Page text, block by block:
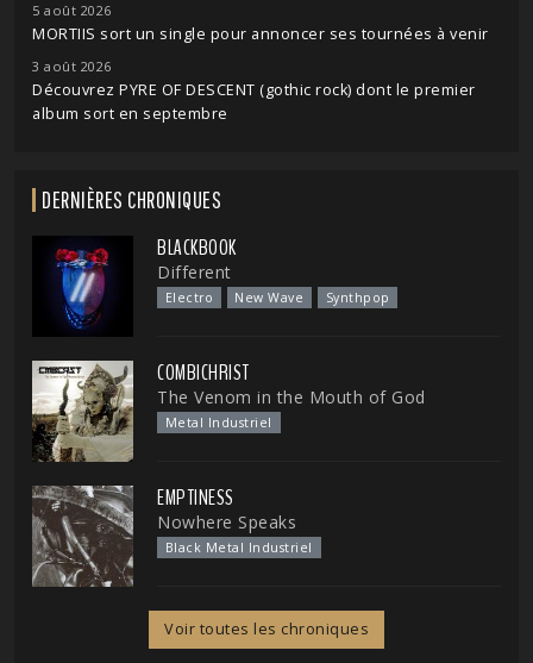
5 août 2026
MORTIIS sort un single pour annoncer ses tournées à venir
3 août 2026
Découvrez PYRE OF DESCENT (gothic rock) dont le premier
album sort en septembre
DERNIÈRES CHRONIQUES
BLACKBOOK
Different
Electro New Wave Synthpop
COMBICHRIST
The Venom in the Mouth of God
Metal Industriel
EMPTINESS
Nowhere Speaks
Black Metal Industriel
Voir toutes les chroniques